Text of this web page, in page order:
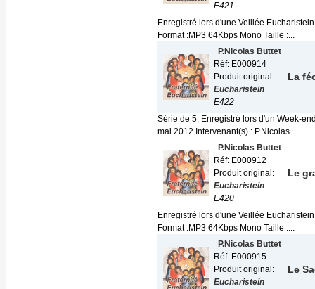
E421
Enregistré lors d'une Veillée
Format :MP3 64Kbps Mono Taille :...
P.Nicolas Buttet
Réf: E000914
Produit original:
Eucharistein
E422
La
Série de 5. Enregistré lors d'un Week-
mai 2012 Intervenant(s) : P.Nicolas...
P.Nicolas Buttet
Réf: E000912
Produit original:
Eucharistein
E420
Le
Enregistré lors d'une Veillée
Format :MP3 64Kbps Mono Taille :...
P.Nicolas Buttet
Réf: E000915
Produit original:
Eucharistein
Le